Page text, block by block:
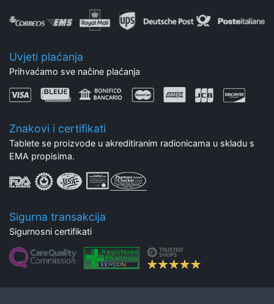
Uvjeti plaćanja
Prihvaćamo sve načine plaćanja
Znakovi i certifikati
Tablete se proizvode u akreditiranim radionicama u skladu s
EMA propisima.
Sigurna transakcija
Sigurnosni certifikati